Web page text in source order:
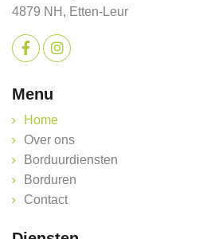
4879 NH, Etten-Leur
Menu
Home
Over ons
Borduurdiensten
Borduren
Contact